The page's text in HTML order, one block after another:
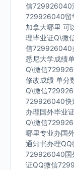
信729926040
729926040留
加拿大哪里 可
理毕业证Q\微
信729926040
悉尼大学成绩
Q\微信
修改成绩 单分
Q\微信
729926040快
办理国外毕业
Q\微信
哪里专业办国
通知书办理
729926040国
证QQ微信